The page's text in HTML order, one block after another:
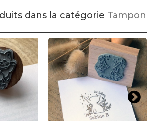
dans la catégorie Tampon